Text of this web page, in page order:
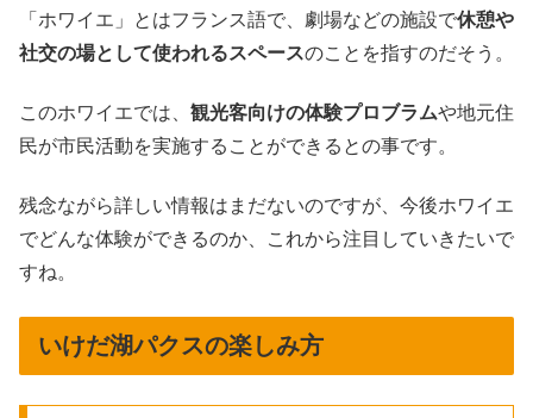
「ホワイエ」とはフランス語で、劇場などの施設で休憩や
社交の場として使われるスペースのことを指すのだそう。
このホワイエでは、 観光客向けの体験プロブラムや地元住
民が市民活動を実施することができるとの事です。
残念ながら詳しい情報はまだないのですが、今後ホワイエ
でどんな体験ができるのか、これから注目していきたいで
すね。
いけだ湖パクスの楽しみ方